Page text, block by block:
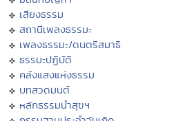
เสียงธรรม
สถานีเพลงธรรมะ
เพลงธรรมะ/ดนตรีสมาธิ
ธรรมะปฏิบัติ
คลังแสงแห่งธรรม
บทสวดมนต์
หลักธรรมนำสุขฯ